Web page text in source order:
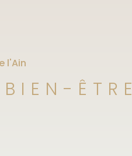
l'Ain
ÊTRE